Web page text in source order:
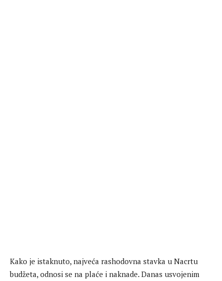
Kako je istaknuto, najveća rashodovna stavka u Nacrtu
budžeta, odnosi se na plaće i naknade. Danas usvojenim